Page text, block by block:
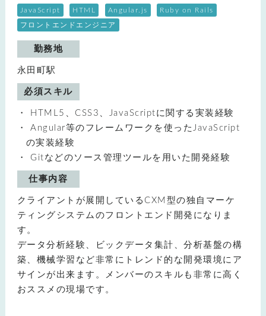
JavaScript HTML Angular.js Ruby on Rails
フロントエンドエンジニア
勤務地
永田町駅
必須スキル
HTML5、CSS3、JavaScriptに関する実装経験
Angular等のフレームワークを使ったJavaScript
の実装経験
Gitなどのソース管理ツールを用いた開発経験
仕事内容
クライアントが展開しているCXM型の独自マーケ
ティングシステムのフロントエンド開発になりま
す。
データ分析経験、ビックデータ集計、分析基盤の構
築、機械学習など非常にトレンド的な開発環境にア
サインが出来ます。メンバーのスキルも非常に高く
おススメの現場です。